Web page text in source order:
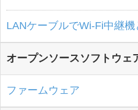
LANケーブルでWi-Fi中継
オープンソースソフトウェ
ファームウェア